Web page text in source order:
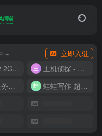
～
立即入驻
香港CN2 2C2G20M 9.9/月
主机侦探 - 少花钱，用好云
海外云服务器全网最低价 蛙蛙写作-超级AI智能写作助手